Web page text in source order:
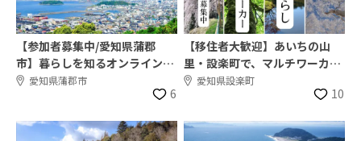
【参加者募集中/愛知県蒲郡
市】暮らしを知るオンライント
ークイベント開催！
愛知県蒲郡市
6
【移住者大歓迎】あいちの山
里・設楽町で、マルチワーカー
募集！
愛知県設楽町
10